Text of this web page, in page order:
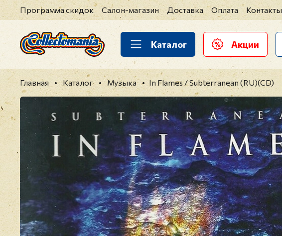
Программа скидок Салон-магазин Доставка Оплата Контакты
Каталог Акции
Главная Каталог Музыка In Flames / Subterranean (RU)(CD)